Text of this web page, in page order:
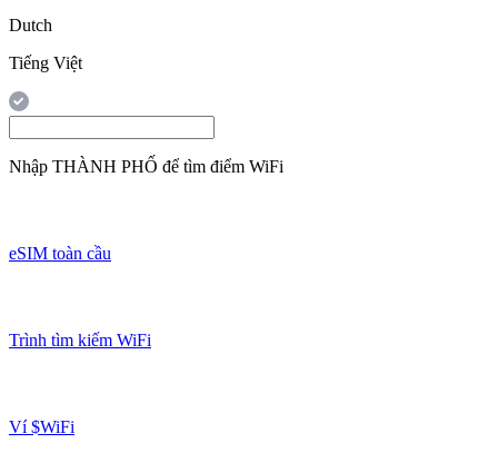
Dutch
Tiếng Việt
Nhập THÀNH PHỐ để tìm điểm WiFi
eSIM toàn cầu
Trình tìm kiếm WiFi
Ví $WiFi